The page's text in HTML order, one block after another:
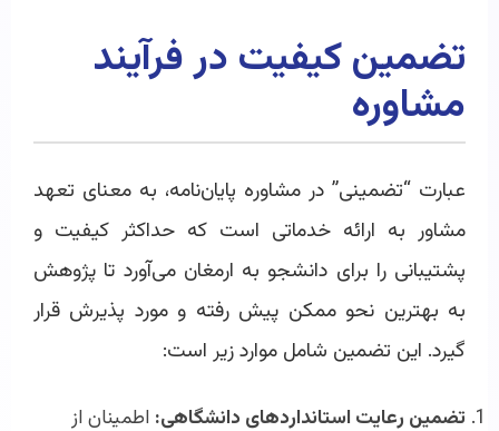
تضمین کیفیت در فرآیند
مشاوره
عبارت “تضمینی” در مشاوره پایان‌نامه، به معنای تعهد
مشاور به ارائه خدماتی است که حداکثر کیفیت و
پشتیبانی را برای دانشجو به ارمغان می‌آورد تا پژوهش
به بهترین نحو ممکن پیش رفته و مورد پذیرش قرار
گیرد. این تضمین شامل موارد زیر است:
تضمین رعایت استانداردهای دانشگاهی: اطمینان از